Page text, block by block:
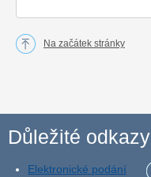
Na začátek stránky
Důležité odkazy
Elektronické podání